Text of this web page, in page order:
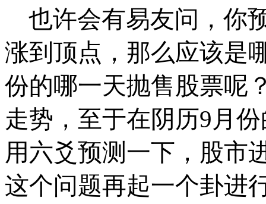
也许会有易友问，你
涨到顶点，那么应该是
份的哪一天抛售股票呢
走势，至于在阴历9月
用六爻预测一下，股市
这个问题再起一个卦进